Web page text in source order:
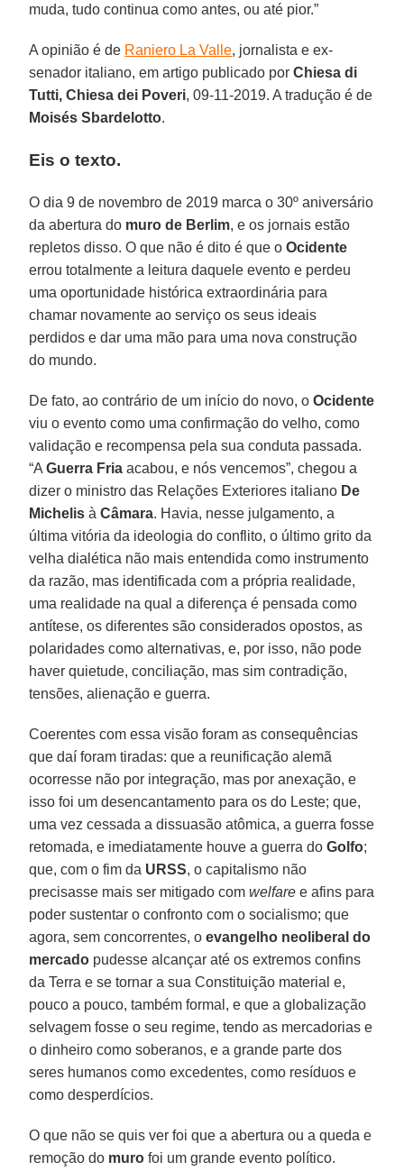
muda, tudo continua como antes, ou até pior.”
A opinião é de Raniero La Valle, jornalista e ex-
senador italiano, em artigo publicado porChiesa di
Tutti, Chiesa dei Poveri, 09-11-2019. A tradução é de
Moisés Sbardelotto.
Eis o texto.
O dia 9 de novembro de 2019 marca o 30º aniversário
da abertura do muro de Berlim, e os jornais estão
repletos disso. O que não é dito é que oOcidente
errou totalmente a leitura daquele evento e perdeu
uma oportunidade histórica extraordinária para
chamar novamente ao serviço os seus ideais
perdidos e dar uma mão para uma nova construção
do mundo.
De fato, ao contrário de um início do novo, oOcidente
viu o evento como uma confirmação do velho, como
validação e recompensa pela sua conduta passada.
“AGuerra Fria acabou, e nós vencemos”, chegou a
dizer o ministro das Relações Exteriores italiano De
Michelis àCâmara. Havia, nesse julgamento, a
última vitória da ideologia do conflito, o último grito da
velha dialética não mais entendida como instrumento
da razão, mas identificada com a própria realidade,
uma realidade na qual a diferença é pensada como
antítese, os diferentes são considerados opostos, as
polaridades como alternativas, e, por isso, não pode
haver quietude, conciliação, mas sim contradição,
tensões, alienação e guerra.
Coerentes com essa visão foram as consequências
que daí foram tiradas: que a reunificação alemã
ocorresse não por integração, mas por anexação, e
isso foi um desencantamento para os do Leste; que,
uma vez cessada a dissuasão atômica, a guerra fosse
retomada, e imediatamente houve a guerra doGolfo;
que, com o fim da URSS, o capitalismo não
precisasse mais ser mitigado comwelfare e afins para
poder sustentar o confronto com o socialismo; que
agora, sem concorrentes, oevangelho neoliberal do
mercado pudesse alcançar até os extremos confins
da Terra e se tornar a sua Constituição material e,
pouco a pouco, também formal, e que a globalização
selvagem fosse o seu regime, tendo as mercadorias e
o dinheiro como soberanos, e a grande parte dos
seres humanos como excedentes, como resíduos e
como desperdícios.
O que não se quis ver foi que a abertura ou a queda e
remoção do muro foi um grande evento político.